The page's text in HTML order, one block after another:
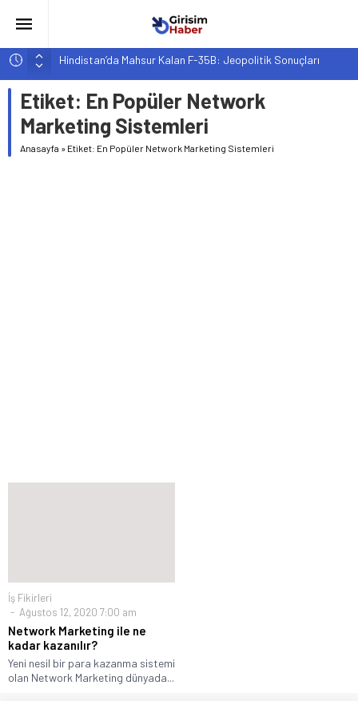
Hindistan’da Mahsur Kalan F-35B: Jeopolitik Sonuçları
Yapay Zeka Destekli Asistanlar: Elon Musk’tan Romantik Bir
Hamle mi?
Girişimcilik ve Yaşam Tarzı: Şehir Değişiminin Nedenleri ve
Etiket: En Popüler Network
Marketing Sistemleri
Anasayfa » Etiket: En Popüler Network Marketing Sistemleri
İş Fikirleri
Ağustos 12, 2020 7:00 am
Network Marketing ile ne
kadar kazanılır?
Yeni nesil bir para kazanma sistemi
olan Network Marketing dünyada...